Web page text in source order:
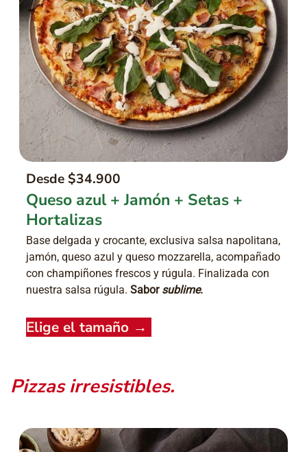
Desde $34.900
Queso azul + Jamón + Setas +
Hortalizas
Base delgada y crocante, exclusiva salsa napolitana,
jamón, queso azul y queso mozzarella, acompañado
con champiñones frescos y rúgula. Finalizada con
nuestra salsa rúgula.Sabor sublime.
Elige el tamaño →
Pizzas irresistibles.